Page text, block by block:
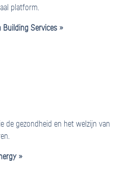
platform.
Building Services »
de gezondheid en het welzijn van
»